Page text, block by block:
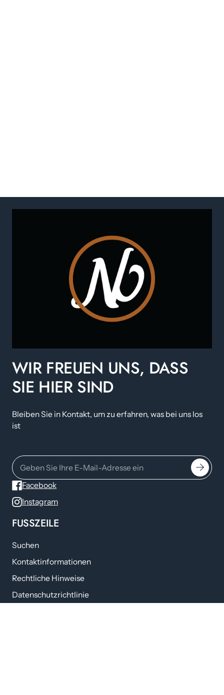
WIR FREUEN UNS, DASS
SIE HIER SIND
Bleiben Sie in Kontakt, um zu erfahren, was bei uns los
ist
Facebook
Instagram
FUSSZEILE
Suchen
Kontaktinformationen
Rechtliche Hinweise
Datenschutzrichtlinie